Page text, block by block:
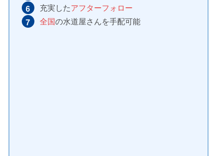
充実したアフターフォロー
全国の水道屋さんを手配可能